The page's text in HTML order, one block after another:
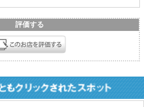
評価する